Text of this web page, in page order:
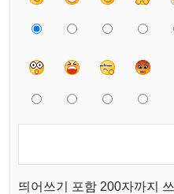
띄어쓰기 포함 200자까지